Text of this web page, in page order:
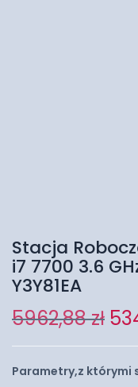
Stacja
i7 7700 3.6
Y3Y81EA
5962,88zł
Parametry,z którymi